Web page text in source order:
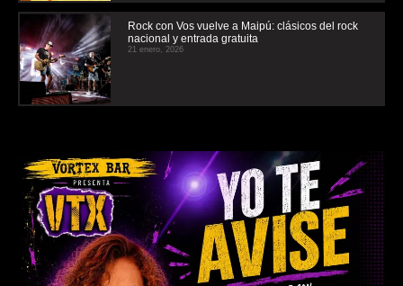
Rock con Vos vuelve a Maipú: clásicos del rock
nacional y entrada gratuita
21 enero, 2026